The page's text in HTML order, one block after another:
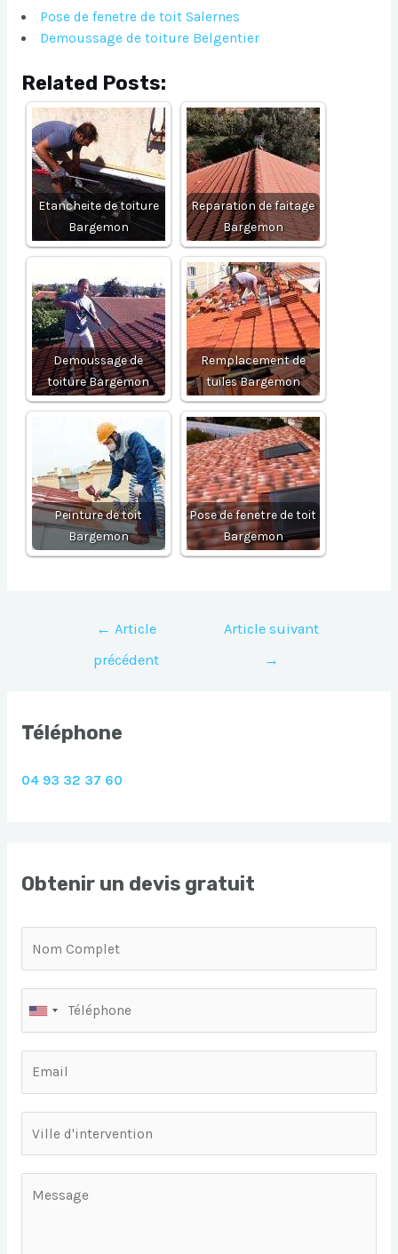
Pose de fenetre de toit Salernes
Demoussage de toiture Belgentier
Related Posts:
Etancheite de toiture
Bargemon
Reparation de faitage
Bargemon
Demoussage de
toiture Bargemon
Remplacement de
tuiles Bargemon
Peinture de toit
Bargemon
Pose de fenetre de toit
Bargemon
Navigation
l’article
← Article
précédent
Article suivant
→
Téléphone
04 93 32 37 60
Obtenir un devis gratuit